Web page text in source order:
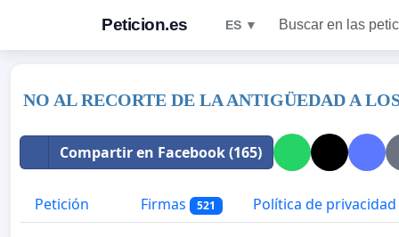
Peticion.es ES ▼ Buscar en las
NO AL RECORTE DE LA ANTIGÜEDAD A
Compartir en Facebook (165)
Petición Firmas 521 Política de privacidad